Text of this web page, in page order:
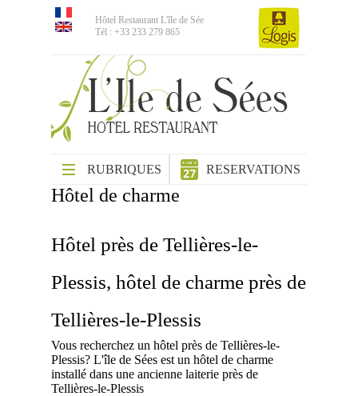
Hôtel Restaurant L'île de Sée
Tél : +33 233 279 865
RUBRIQUES RESERVATIONS
Hôtel de charme
Hôtel près de Tellières-le-
Plessis, hôtel de charme près de
Tellières-le-Plessis
Vous recherchez un hôtel près de Tellières-le-
Plessis? L'île de Sées est un hôtel de charme
installé dans une ancienne laiterie près de
Tellières-le-Plessis